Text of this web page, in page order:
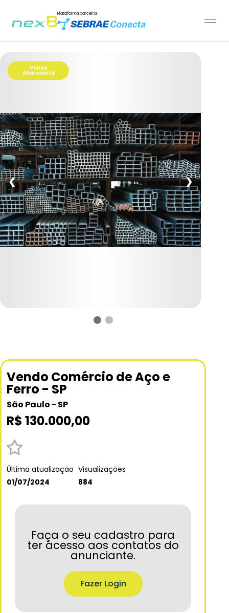
Plataforma parceira:
Venda
Anunciante
❮ ❯
Vendo Comércio de Aço e
Ferro - SP
São Paulo - SP
R$ 130.000,00
Última atualização
01/07/2024
Visualizações
884
Faça o seu cadastro para
ter acesso aos contatos do
anunciante.
Fazer Login